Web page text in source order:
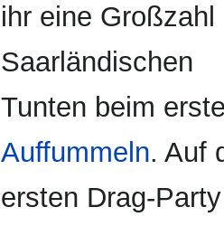
ihr eine Großzahl
Saarländischen
Tunten beim
Auffummeln. Auf
ersten Drag-